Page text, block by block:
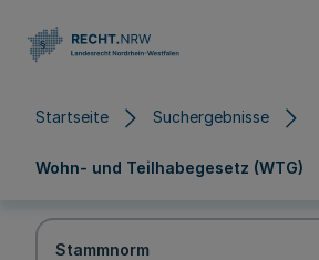
Startseite Suchergebnisse
Wohn- und Teilhabegesetz (WTG)
Stammnorm